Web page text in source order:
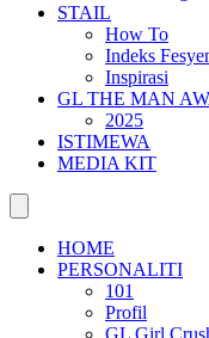
STAIL
How To
Indeks
Inspirasi
GL THE MAN
2025
ISTIMEWA
MEDIA KIT
HOME
PERSONALITI
101
Profil
GL Girl